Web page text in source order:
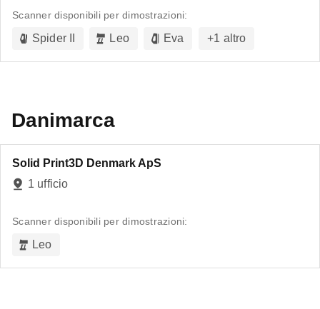
Scanner disponibili per dimostrazioni:
Spider II Leo Eva +1 altro
Danimarca
Solid Print3D Denmark ApS
1 ufficio
Scanner disponibili per dimostrazioni:
Leo